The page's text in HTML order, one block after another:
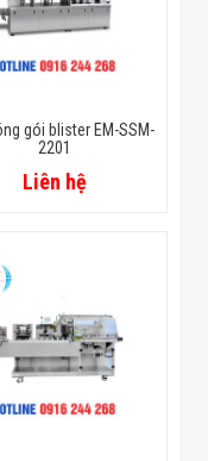
gói blister EM-SSM-
2201
Liên hệ